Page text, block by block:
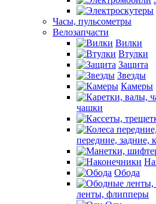
Часы, пульсометры
Велозапчасти
Вилки
Втулки
Защита
Звезды
Камеры
чашки
передние, задние,
Обода
ленты, флипперы